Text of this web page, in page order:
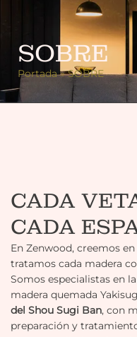
SOBRE
Portada»SOBRE
CADA
CADA
En Zenwood, creemos
tratamos cada madera
Somos especialistas en
madera quemada
del Shou Sugi Ban, con
preparación y